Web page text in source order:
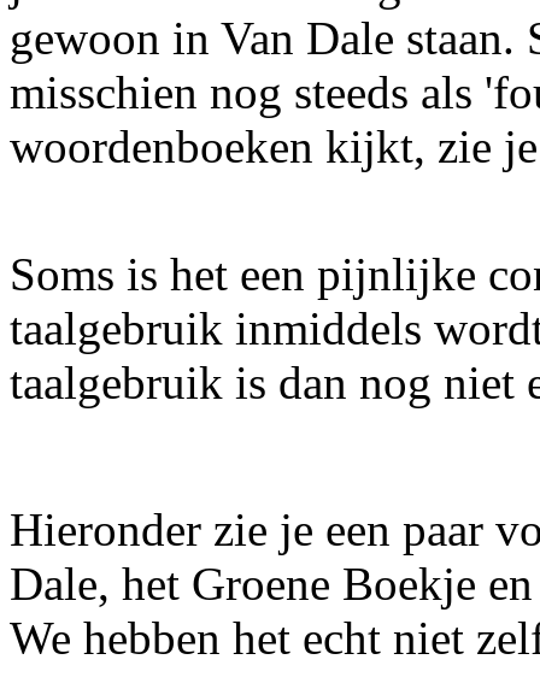
gewoon in Van Dale
misschien nog steeds als
woordenboeken kijkt, zie
Soms is het een pijnlijke
taalgebruik inmiddels
taalgebruik is dan nog niet
Hieronder zie je een paar
Dale, het Groene Boekje
We hebben het echt niet